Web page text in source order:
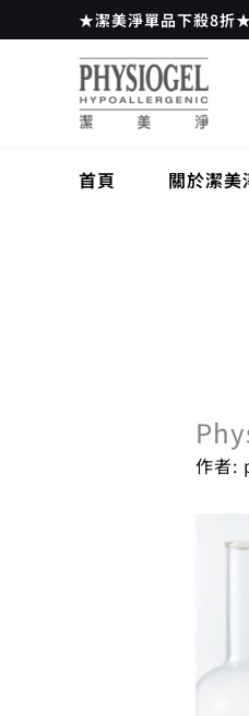
至
★潔美淨單品下殺8折
首頁 關於潔美
作者: